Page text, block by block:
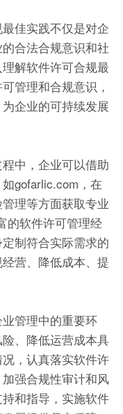
佳实践不仅是对企
合法合规意识和社
解软件许可合规最
管理和合规意识，
企业的可持续发展
中，企业可以借助
gofarlic.com，在
理等方面获取专业
的软件许可管理经
制符合实际需求的
营、降低成本、提
管理中的重要环
、降低运营成本具
，认真落实软件许
强合规性审计和风
和指导，实施软件